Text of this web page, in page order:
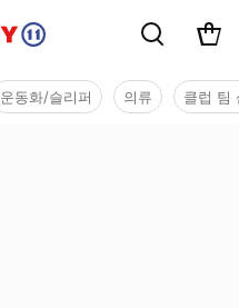
운동화/슬리퍼 의류 클럽 팀